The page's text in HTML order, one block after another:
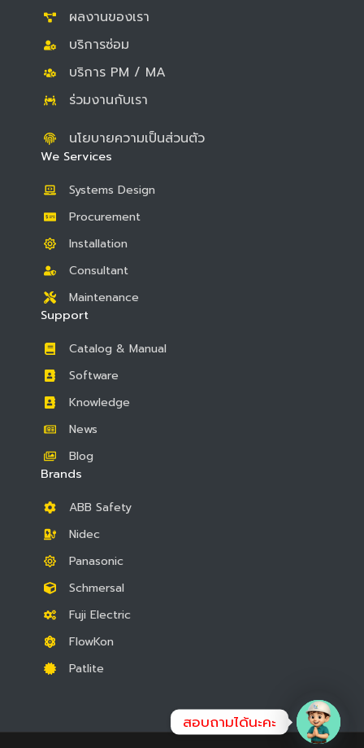
ผลงานของเรา
บริการซ่อม
บริการ PM / MA
ร่วมงานกับเรา
นโยบายความเป็นส่วนตัว
We Services
Systems Design
Procurement
Installation
Consultant
Maintenance
Support
Catalog & Manual
Software
Knowledge
News
Blog
Brands
ABB Safety
Nidec
Panasonic
Schmersal
Fuji Electric
FlowKon
Patlite
สอบถามได้นะคะ